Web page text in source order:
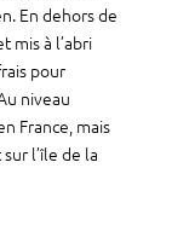
En dehors de
mis à l’abri
pour
niveau
France, mais
l’île de la